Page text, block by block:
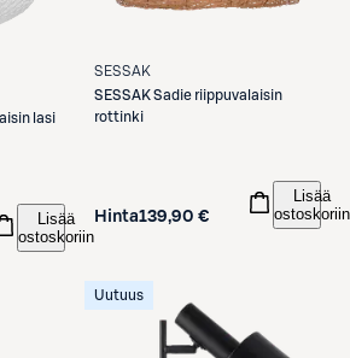
lasi
Lisää
ostoskoriin
SESSAK
SESSAKSadie riippuvalaisin
rottinki
Hinta139,90 €
Lisää
ostoskoriin
Uutuus